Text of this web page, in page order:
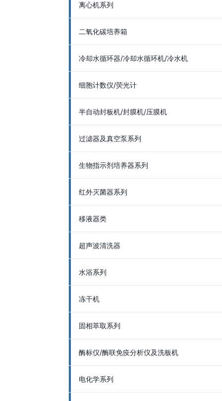
离心机系列
二氧化碳培养箱
冷却水循环器/冷却水循环机/冷水机
细胞计数仪/荧光计
半自动封板机/封膜机/压膜机
过滤器及真空泵系列
生物指示剂培养器系列
红外灭菌器系列
移液器类
超声波清洗器
水浴系列
冻干机
固相萃取系列
酶标仪/酶联免疫分析仪及洗板机
电化学系列